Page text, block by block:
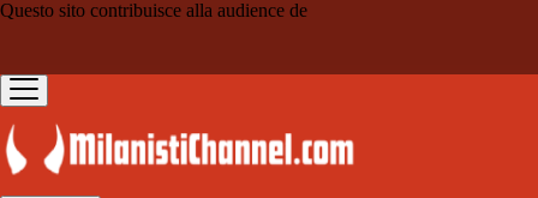
Questo sito contribuisce alla audience de